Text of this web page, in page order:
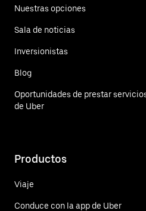
Nuestras opciones
Sala de noticias
Inversionistas
Blog
Oportunidades de prestar
de Uber
Productos
Viaje
Conduce con la app de Uber